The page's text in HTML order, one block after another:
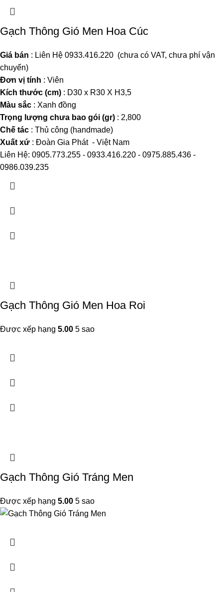
Gạch Thông Gió Men Hoa Cúc
Giá bán : Liên Hệ 0933.416.220 (chưa có VAT, chưa phí vận
chuyển)
Đơn vị tính : Viên
Kích thước (cm) : D30 x R30 X H3,5
Màu sắc : Xanh đồng
Trọng lượng chưa bao gói (gr) : 2,800
Chế tác : Thủ công (handmade)
Xuất xứ : Đoàn Gia Phát - Việt Nam
Liên Hệ: 0905.773.255 - 0933.416.220 - 0975.885.436 -
0986.039.235
Gạch Thông Gió Men Hoa Roi
Được xếp hạng 5.00 5 sao
Gạch Thông Gió Tráng Men
Được xếp hạng 5.00 5 sao